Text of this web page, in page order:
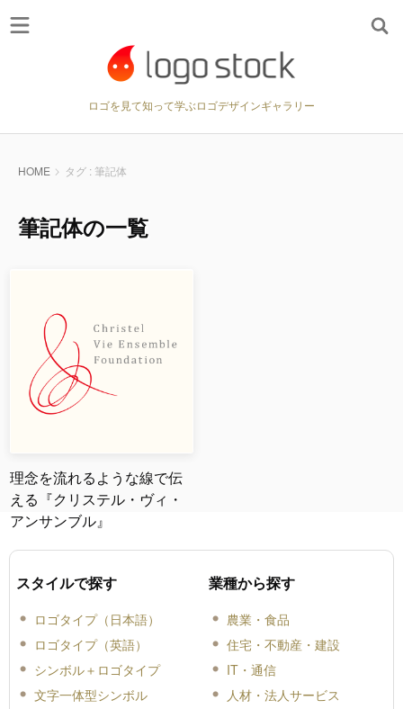
ロゴを見て知って学ぶロゴデザインギャラリー
HOME タグ : 筆記体
筆記体の一覧
理念を流れるような線で伝
える『クリステル・ヴィ・
アンサンブル』
スタイルで探す
ロゴタイプ（日本語）
ロゴタイプ（英語）
シンボル＋ロゴタイプ
文字一体型シンボル
業種から探す
農業・食品
住宅・不動産・建設
IT・通信
人材・法人サービス